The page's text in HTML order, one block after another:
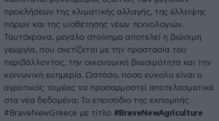
προκλήσεων της κλιματικής αλλαγής, της έλλειψης
πόρων και της υιοθέτησης νέων τεχνολογιών.
Ταυτόχρονα, μεγάλο στοίχημα αποτελεί η βιώσιμη
γεωργία, που σχετίζεται με την προστασία του
περιβάλλοντος, την οικονομική βιωσιμότητα και την
κοινωνική ευημερία. Ωστόσο, πόσο εύκολο είναι ο
αγροτικός τομέας να προσαρμοστεί αποτελεσματικά
στα νέα δεδομένα; Το επεισόδιο της εκπομπής
#BraveNewGreece με τίτλο #BraveNewAgriculture